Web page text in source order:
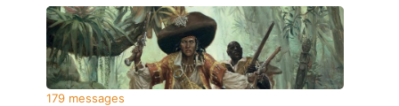
179 messages